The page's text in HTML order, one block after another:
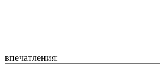
впечатления: